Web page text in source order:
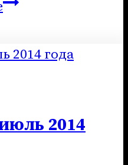
Лекция
2011
2014